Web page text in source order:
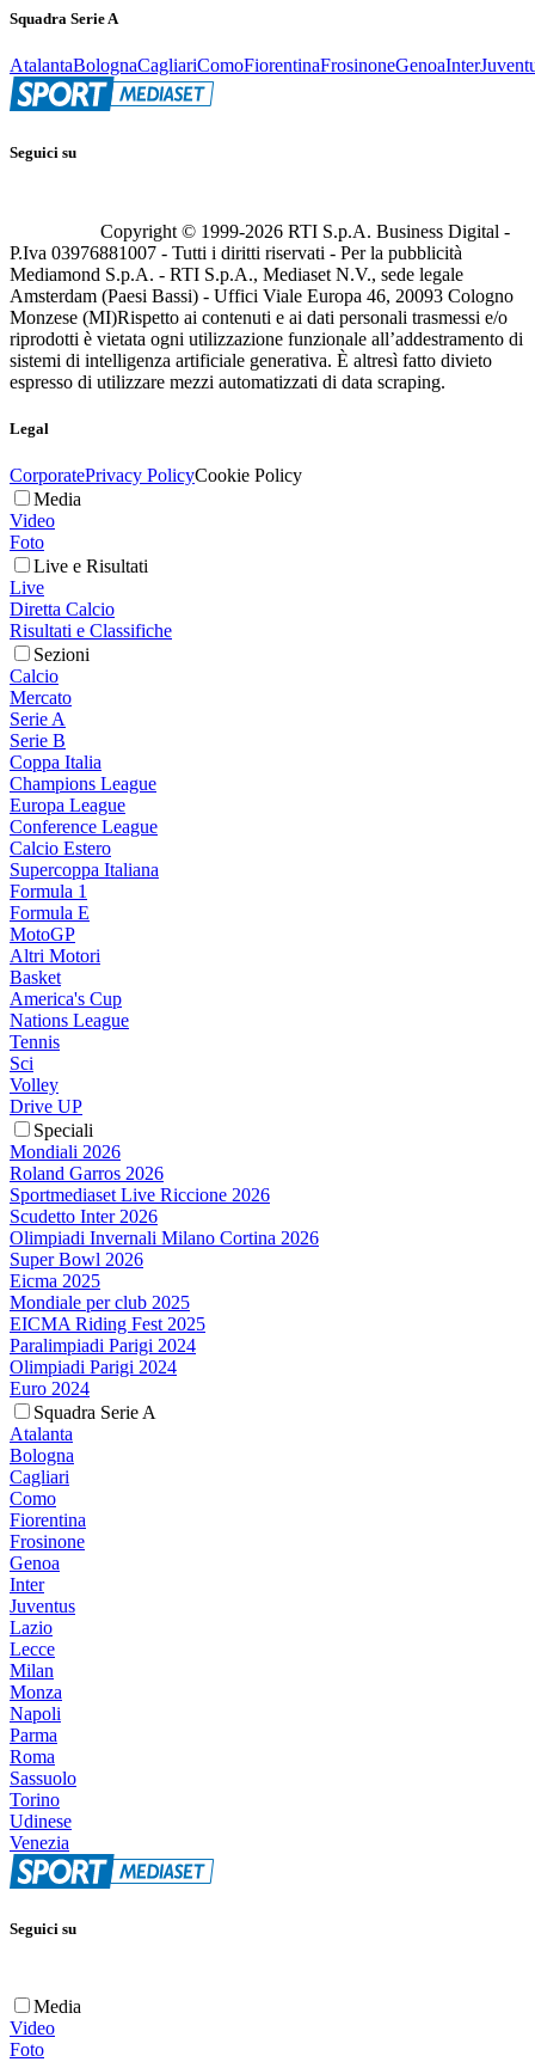
Squadra Serie A
AtalantaBolognaCagliariComoFiorentinaFrosinoneGenoaInter
Seguici su
Copyright © 1999-2026 RTI S.p.A. Business Digital -
P.Iva 03976881007 - Tutti i diritti riservati - Per la pubblicità
Mediamond S.p.A. - RTI S.p.A., Mediaset N.V., sede legale
Amsterdam (Paesi Bassi) - Uffici Viale Europa 46, 20093 Cologno
Monzese (MI)Rispetto ai contenuti e ai dati personali trasmessi e/o
riprodotti è vietata ogni utilizzazione funzionale all’addestramento di
sistemi di intelligenza artificiale generativa. È altresì fatto divieto
espresso di utilizzare mezzi automatizzati di data scraping.
Legal
CorporatePrivacy PolicyCookie Policy
Media
Video
Foto
Live e Risultati
Live
Diretta Calcio
Risultati e Classifiche
Sezioni
Calcio
Mercato
Serie A
Serie B
Coppa Italia
Champions League
Europa League
Conference League
Calcio Estero
Supercoppa Italiana
Formula 1
Formula E
MotoGP
Altri Motori
Basket
America's Cup
Nations League
Tennis
Sci
Volley
Drive UP
Speciali
Mondiali 2026
Roland Garros 2026
Sportmediaset Live Riccione 2026
Scudetto Inter 2026
Olimpiadi Invernali Milano Cortina 2026
Super Bowl 2026
Eicma 2025
Mondiale per club 2025
EICMA Riding Fest 2025
Paralimpiadi Parigi 2024
Olimpiadi Parigi 2024
Euro 2024
Squadra Serie A
Atalanta
Bologna
Cagliari
Como
Fiorentina
Frosinone
Genoa
Inter
Juventus
Lazio
Lecce
Milan
Monza
Napoli
Parma
Roma
Sassuolo
Torino
Udinese
Venezia
Seguici su
Media
Video
Foto